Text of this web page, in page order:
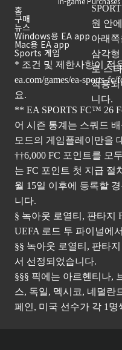
홈
구매
뉴스
Windows용 EA app
Mac용 EA app
Sports 게임
* 조건 및 제한사항이 적
ea.com/games/ea-sports-
요.
** EA SPORTS FC™ 26
어 시즌 통계는 스쿼드
모드의 게임플레이만을
††6,000 FC 포인트를 모
는 FC 포인트 첫 지급 절
월 15일 이후에 등록할
니다.
§ 녹아웃 로열티, 판타지
UEFA 로드 투 파이널에
§§ 녹아웃 로열티, 판타
서 선정되었습니다.
§§§ 픽에는 아르헨티나,
스, 독일, 멕시코, 네덜란
페인, 미국 선수가 각 1명